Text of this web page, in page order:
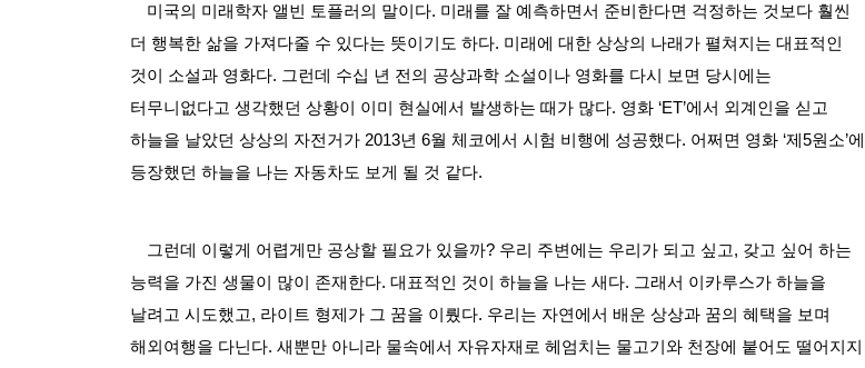
미국의 미래학자 앨빈 토플러의 말이다. 미래를 잘 예측하면서 준비한다면 걱정하는 것보다 훨씬
더 행복한 삶을 가져다줄 수 있다는 뜻이기도 하다. 미래에 대한 상상의 나래가 펼쳐지는 대표적인
것이 소설과 영화다. 그런데 수십 년 전의 공상과학 소설이나 영화를 다시 보면 당시에는
터무니없다고 생각했던 상황이 이미 현실에서 발생하는 때가 많다. 영화 ‘ET’에서 외계인을 싣고
하늘을 날았던 상상의 자전거가 2013년 6월 체코에서 시험 비행에 성공했다. 어쩌면 영화 ‘제5원소’에
등장했던 하늘을 나는 자동차도 보게 될 것 같다.
그런데 이렇게 어렵게만 공상할 필요가 있을까? 우리 주변에는 우리가 되고 싶고, 갖고 싶어 하는
능력을 가진 생물이 많이 존재한다. 대표적인 것이 하늘을 나는 새다. 그래서 이카루스가 하늘을
날려고 시도했고, 라이트 형제가 그 꿈을 이뤘다. 우리는 자연에서 배운 상상과 꿈의 혜택을 보며
해외여행을 다닌다. 새뿐만 아니라 물속에서 자유자재로 헤엄치는 물고기와 천장에 붙어도 떨어지지